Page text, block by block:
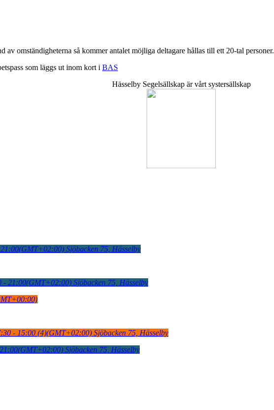
av omständigheterna så kommer antalet möjliga deltagare hållas till ett 20-tal personer.
som läggs ut inom kort i BAS
Hässelby Segelsällskap är vårt systersällskap
(GMT+02:00) Sjöbacken 75, Hässelby
- 21:00(GMT+02:00) Sjöbacken 75, Hässelby
- 15:00 (4)(GMT+02:00) Sjöbacken 75, Hässelby
(GMT+02:00) Sjöbacken 75, Hässelby